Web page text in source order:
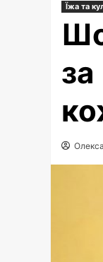
Їжа та